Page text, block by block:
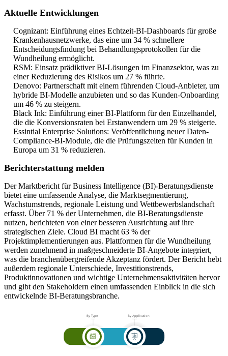
Aktuelle Entwicklungen
Cognizant: Einführung eines Echtzeit-BI-Dashboards für große
Krankenhausnetzwerke, das eine um 34 % schnellere
Entscheidungsfindung bei Behandlungsprotokollen für die
Wundheilung ermöglicht.
RSM: Einsatz prädiktiver BI-Lösungen im Finanzsektor, was zu
einer Reduzierung des Risikos um 27 % führte.
Denovo: Partnerschaft mit einem führenden Cloud-Anbieter, um
hybride BI-Modelle anzubieten und so das Kunden-Onboarding
um 46 % zu steigern.
Black Ink: Einführung einer BI-Plattform für den Einzelhandel,
die die Konversionsraten bei Erstanwendern um 29 % steigerte.
Essintial Enterprise Solutions: Veröffentlichung neuer Daten-
Compliance-BI-Module, die die Prüfungszeiten für Kunden in
Europa um 31 % reduzieren.
Berichterstattung melden
Der Marktbericht für Business Intelligence (BI)-Beratungsdienste
bietet eine umfassende Analyse, die Marktsegmentierung,
Wachstumstrends, regionale Leistung und Wettbewerbslandschaft
erfasst. Über 71 % der Unternehmen, die BI-Beratungsdienste
nutzen, berichteten von einer besseren Ausrichtung auf ihre
strategischen Ziele. Cloud BI macht 63 % der
Projektimplementierungen aus. Plattformen für die Wundheilung
werden zunehmend in maßgeschneiderte BI-Angebote integriert,
was die branchenübergreifende Akzeptanz fördert. Der Bericht hebt
außerdem regionale Unterschiede, Investitionstrends,
Produktinnovationen und wichtige Unternehmensaktivitäten hervor
und gibt den Stakeholdern einen umfassenden Einblick in die sich
entwickelnde BI-Beratungsbranche.